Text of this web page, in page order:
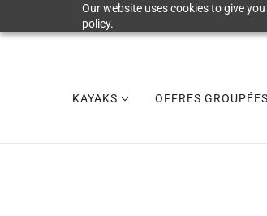
Our website uses cookies to give
policy.
KAYAKS OFFRES